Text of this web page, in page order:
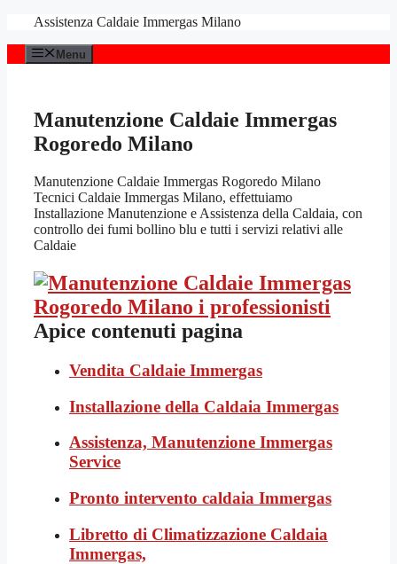
contenuto
Assistenza Caldaie Immergas Milano
Menu
Manutenzione Caldaie Immergas
Rogoredo Milano
Manutenzione Caldaie Immergas Rogoredo Milano
Tecnici Caldaie Immergas Milano, effettuiamo
Installazione Manutenzione e Assistenza della Caldaia, con
controllo dei fumi bollino blu e tutti i servizi relativi alle
Caldaie
Apice contenuti pagina
Vendita Caldaie Immergas
Installazione della Caldaia Immergas
Assistenza, Manutenzione Immergas
Service
Pronto intervento caldaia Immergas
Libretto di Climatizzazione Caldaia
Immergas,